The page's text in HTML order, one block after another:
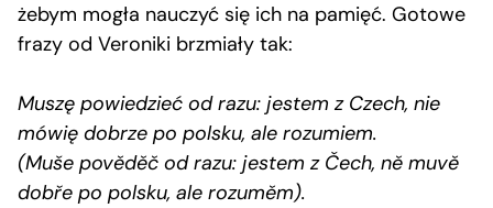
żebym mogła nauczyć się ich na pamięć. Gotowe
frazy od Veroniki brzmiały tak:
Muszę powiedzieć od razu: jestem z Czech, nie
mówię dobrze po polsku, ale rozumiem.
(Muše pověděč od razu: jestem z Čech, ně muvě
dobře po polsku, ale rozuměm).